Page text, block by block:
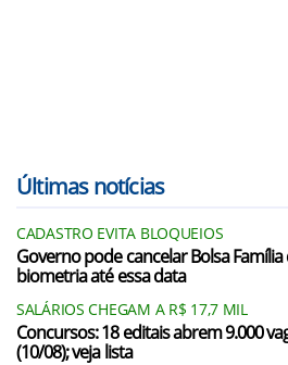
Últimas notícias
CADASTRO EVITA BLOQUEIOS
Governo pode cancelar Bolsa
biometria até essa data
SALÁRIOS CHEGAM A R$ 17,7 MIL
Concursos: 18 editais abrem 9.000
(10/08); veja lista